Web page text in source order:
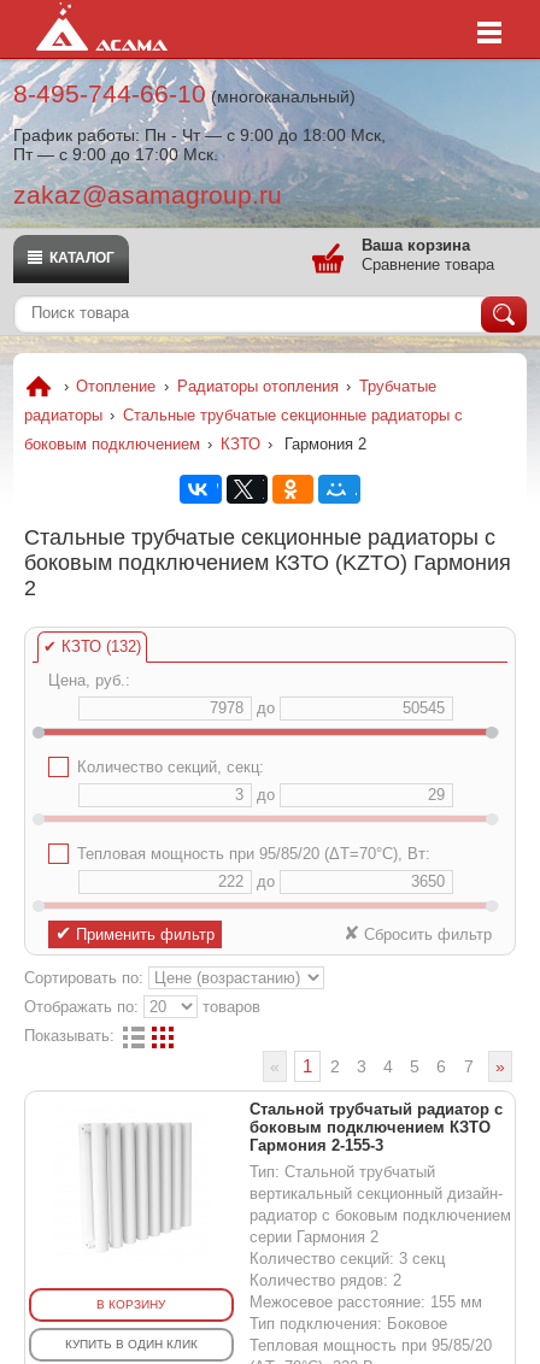
8-495-744-66-10(многоканальный)
График работы: Пн - Чт — с 9:00 до 18:00 Мск,
Пт — с 9:00 до 17:00 Мск.
zakaz@asamagroup.ru
КАТАЛОГ
Ваша корзина
Сравнение товара
› Отопление › Радиаторы отопления › Трубчатые
радиаторы › Стальные трубчатые секционные радиаторы с
боковым подключением › КЗТО › Гармония 2
Стальные трубчатые секционные радиаторы с
боковым подключением КЗТО (KZTO) Гармония
2
✔ КЗТО (132)
Цена, руб.:
до
Количество секций, секц:
до
Тепловая мощность при 95/85/20 (ΔT=70°C), Вт:
до
✔ Применить фильтр ✘ Сбросить фильтр
Сортировать по:
Отображать по:
товаров
Показывать:
« 1 2 3 4 5 6 7 »
В КОРЗИНУ
КУПИТЬ В ОДИН КЛИК
Стальной трубчатый радиатор с
боковым подключением КЗТО
Гармония 2-155-3
Тип: Стальной трубчатый
вертикальный секционный дизайн-
радиатор с боковым подключением
серии Гармония 2
Количество секций: 3 секц
Количество рядов: 2
Межосевое расстояние: 155 мм
Тип подключения: Боковое
Тепловая мощность при 95/85/20